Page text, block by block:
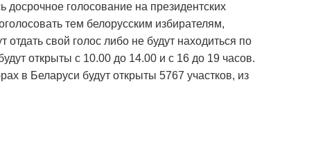
голосование на президентских
тем белорусским избирателям,
свой голос либо не будут находиться по
открыты с 10.00 до 14.00 и с 16 до 19 часов.
в Беларуси будут открыты 5767 участков, из